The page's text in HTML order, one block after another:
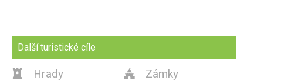
Další turistické cíle
 Hrady  Zámky